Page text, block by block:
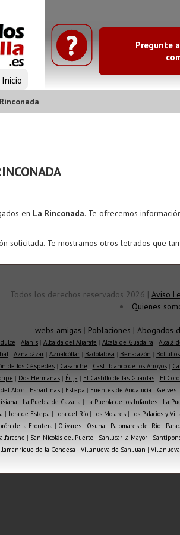
Inicio
Pregunte
en La Rinconada. Te ofrecemos
solicitada. Te mostramos otros letrados que
Todos los derechos reservados 2026 | Aviso
Quienes
webs amigas | Poblaciones | Abogados
| Alanis | Albaida del Aljarafe | Alcalá de Guadaíra | Alcalá
| Aznalcázar| Aznalcóllar| Badolatosa | Benacazón |
de los Céspedes| Casariche | Castilblanco de los Arroyos|
| Dos Hermanas| Écija | El Castillo de las Guardas| El
Alcor| Espartinas| Estepa | Fuentes de Andalucía | Gelves|
| La Puebla de Cazalla | La Puebla de los Infantes | La
| Lora de Estepa | Lora del Río| Los Molares| Los Palacios y
de la Frontera | Olivares| Osuna | Palomares del Río|
| San Nicolás del Puerto| Sanlúcar la Mayor|
de la Condesa | Villanueva de San Juan |